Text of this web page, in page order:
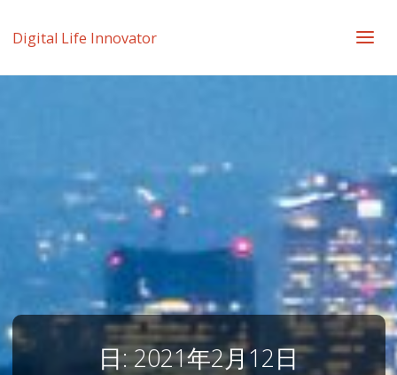
Digital Life Innovator
日:2021年2月12日